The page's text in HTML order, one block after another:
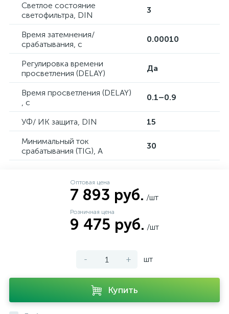
Светлое состояние
светофильтра, DIN
3
Время затемнения/
срабатывания, с
0.00010
Регулировка времени
просветления (DELAY)
Да
Время просветления (DELAY)
, с
0.1–0.9
УФ/ ИК защита, DIN
15
Минимальный ток
срабатывания (TIG), А
30
Оптовая цена
7 893 руб. /шт
Розничная цена
9 475 руб. /шт
- + шт
Купить